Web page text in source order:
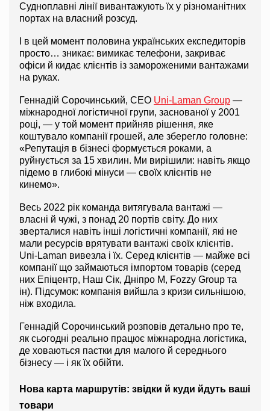
Судноплавні лінії вивантажують їх у різноманітних
портах на власний розсуд.
І в цей момент половина українських експедиторів
просто… зникає: вимикає телефони, закриває
офіси й кидає клієнтів із замороженими вантажами
на руках.
Геннадій Сорочинський, CEO Uni-Laman Group —
міжнародної логістичної групи, заснованої у 2001
році, — у той момент прийняв рішення, яке
коштувало компанії грошей, але зберегло головне:
«Репутація в бізнесі формується роками, а
руйнується за 15 хвилин. Ми вирішили: навіть якщо
підемо в глибокі мінуси — своїх клієнтів не
кинемо».
Весь 2022 рік команда витягувала вантажі —
власні й чужі, з понад 20 портів світу. До них
зверталися навіть інші логістичні компанії, які не
мали ресурсів врятувати вантажі своїх клієнтів.
Uni-Laman вивезла і їх. Серед клієнтів — майже всі
компанії що займаються імпортом товарів (серед
них Епіцентр, Наш Сік, Дніпро М, Fozzy Group та
ін). Підсумок: компанія вийшла з кризи сильнішою,
ніж входила.
Геннадій Сорочинський розповів детально про те,
як сьогодні реально працює міжнародна логістика,
де ховаються пастки для малого й середнього
бізнесу — і як їх обійти.
Нова карта маршрутів: звідки й куди йдуть ваші
товари